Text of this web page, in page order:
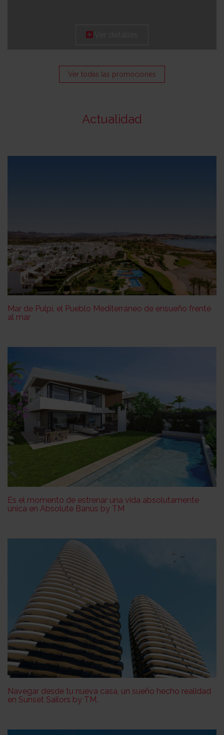
Ver todas las promociones
Actualidad
Mar de Pulpí, el Pueblo Mediterráneo de ensueño frente
al mar
Es el momento de estrenar una vida absolutamente
única en Absolute Banús by TM
Navegar desde tu nueva casa, un sueño hecho realidad
en Sunset Sailors by TM.